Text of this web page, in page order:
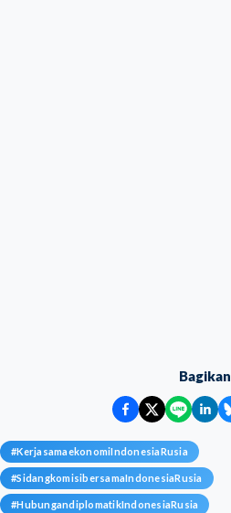
Bagikan
#KerjasamaekonomiIndonesiaRusia
#SidangkomisibersamaIndonesiaRusia
#HubungandiplomatikIndonesiaRusia